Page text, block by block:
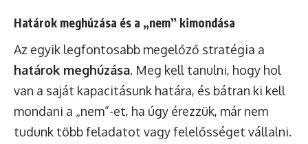
Határok meghúzása és a „nem” kimondása
Az egyik legfontosabb megelőző stratégia a
határok meghúzása. Meg kell tanulni, hogy hol
van a saját kapacitásunk határa, és bátran ki kell
mondani a „nem”-et, ha úgy érezzük, már nem
tudunk több feladatot vagy felelősséget vállalni.